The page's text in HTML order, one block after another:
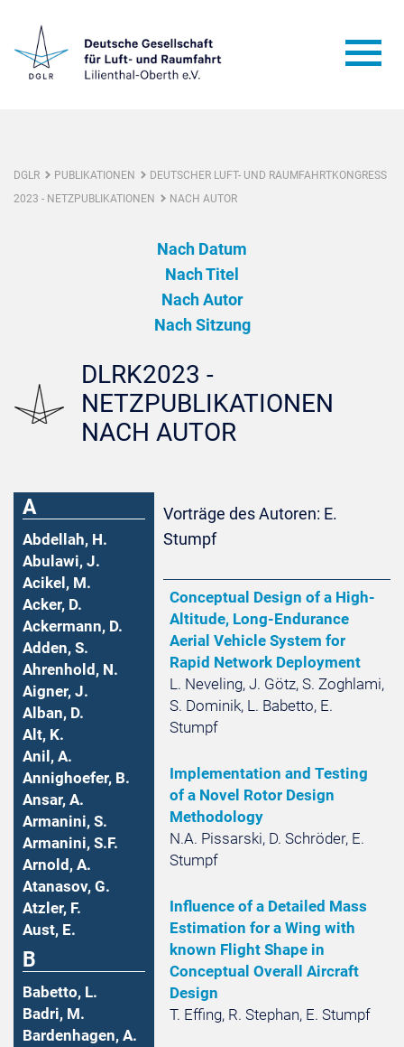
DGLR PUBLIKATIONEN
DEUTSCHER LUFT- UND RAUMFAHRTKONGRESS
2023 - NETZPUBLIKATIONEN
NACH AUTOR
Nach Datum
Nach Titel
Nach Autor
Nach Sitzung
DLRK2023 -
NETZPUBLIKATIONEN
NACH AUTOR
A
Abdellah, H.
Abulawi, J.
Acikel, M.
Acker, D.
Ackermann, D.
Adden, S.
Ahrenhold, N.
Aigner, J.
Alban, D.
Alt, K.
Anil, A.
Annighoefer, B.
Ansar, A.
Armanini, S.
Armanini, S.F.
Arnold, A.
Atanasov, G.
Atzler, F.
Aust, E.
B
Babetto, L.
Badri, M.
Bardenhagen, A.
Vorträge des Autoren: E.
Stumpf
Conceptual Design of a High-
Altitude, Long-Endurance
Aerial Vehicle System for
Rapid Network Deployment
L. Neveling, J. Götz, S. Zoghlami,
S. Dominik, L. Babetto, E.
Stumpf
Implementation and Testing
of a Novel Rotor Design
Methodology
N.A. Pissarski, D. Schröder, E.
Stumpf
Influence of a Detailed Mass
Estimation for a Wing with
known Flight Shape in
Conceptual Overall Aircraft
Design
T. Effing, R. Stephan, E. Stumpf